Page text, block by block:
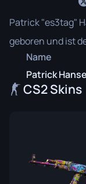
Patrick "es3tag"
geboren und ist
Name
Patrick
CS2 Skins